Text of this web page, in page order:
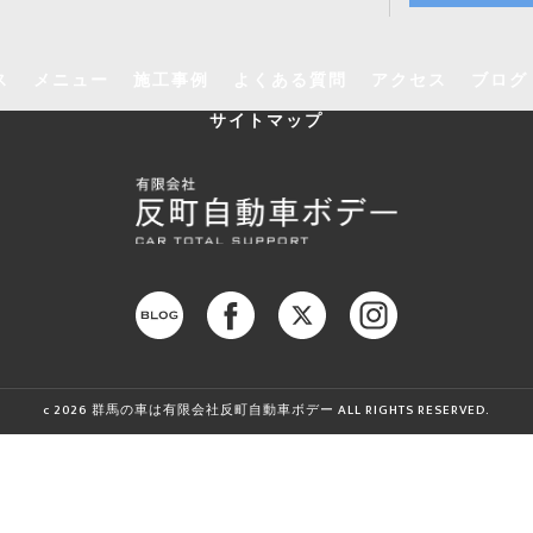
サイトマップ
c 2026 群馬の車は有限会社反町自動車ボデー ALL RIGHTS RESERVED.